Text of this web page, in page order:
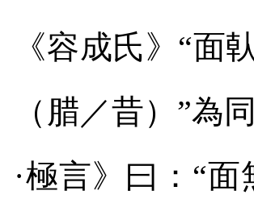
《容成氏》 “面
（腊／昔） ”為
·極言》曰： “面